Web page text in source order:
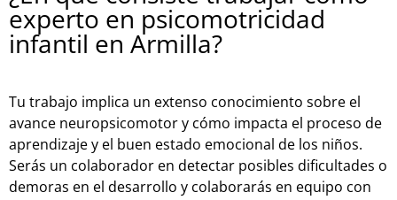
experto en psicomotricidad
infantil en Armilla?
Tu trabajo implica un extenso conocimiento sobre el
avance neuropsicomotor y cómo impacta el proceso de
aprendizaje y el buen estado emocional de los niños.
Serás un colaborador en detectar posibles dificultades o
demoras en el desarrollo y colaborarás en equipo con